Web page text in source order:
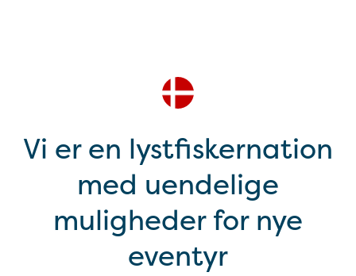
Vi er en lystfiskernation
med uendelige
muligheder for nye
eventyr